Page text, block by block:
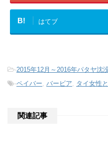
B! はてブ
-2015年12月～2016年パタヤ沈
-ペイバー, バービア, タイ女性
関連記事